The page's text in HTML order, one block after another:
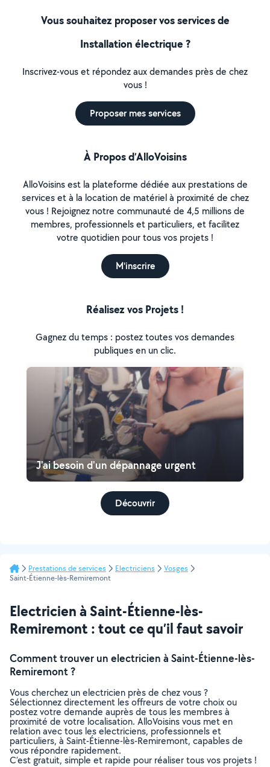
Vous souhaitez proposer vos services de
Installation électrique ?
Inscrivez-vous et répondez aux demandes près de chez
vous !
Proposer mes services
À Propos d’AlloVoisins
AlloVoisins est la plateforme dédiée aux prestations de
services et à la location de matériel à proximité de chez
vous ! Rejoignez notre communauté de 4,5 millions de
membres, professionnels et particuliers, et facilitez
votre quotidien pour tous vos projets !
M'inscrire
Réalisez vos Projets !
Gagnez du temps : postez toutes vos demandes
publiques en un clic.
J'ai besoin d'un dépannage urgent
Découvrir
Prestations de services Electriciens
Vosges
Saint-Étienne-lès-Remiremont
Electricien à Saint-Étienne-lès-
Remiremont : tout ce qu’il faut savoir
Comment trouver un electricien à Saint-Étienne-lès-
Remiremont ?
Vous cherchez un electricien près de chez vous ?
Sélectionnez directement les offreurs de votre choix ou
postez votre demande auprès de tous les membres à
proximité de votre localisation. AlloVoisins vous met en
relation avec tous les electriciens, professionnels et
particuliers, à Saint-Étienne-lès-Remiremont, capables de
vous répondre rapidement.
C’est gratuit, simple et rapide pour réaliser tous vos projets !